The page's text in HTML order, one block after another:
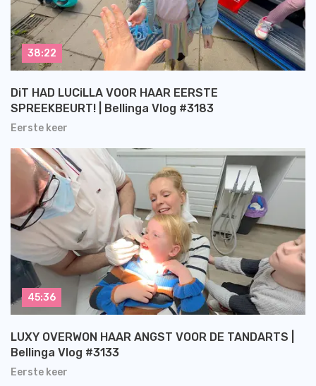
Eerste keer
DiT HAD LUCiLLA VOOR HAAR EERSTE
SPREEKBEURT! | Bellinga Vlog #3183
38:22
Eerste keer
LUXY OVERWON HAAR ANGST VOOR DE TANDARTS |
Bellinga Vlog #3133
45:36